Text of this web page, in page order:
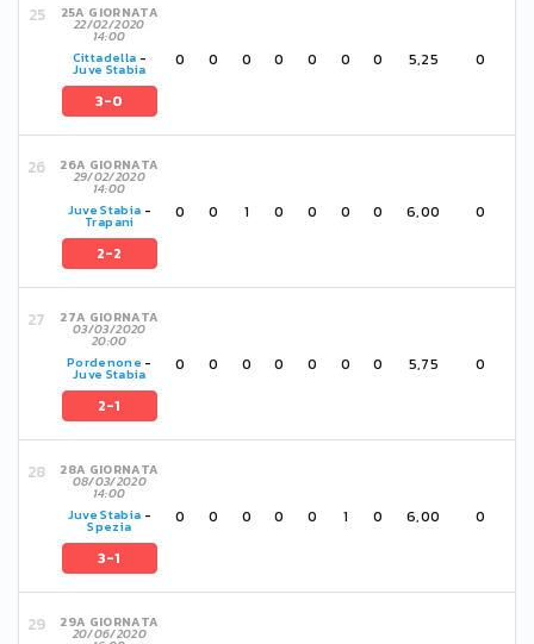
25A GIORNATA
22/02/2020
14:00
Cittadella -
Juve Stabia
3-0
0 0 0 0 0 0 0 5,25 0
26A GIORNATA
29/02/2020
14:00
Juve Stabia -
Trapani
2-2
0 0 1 0 0 0 0 6,00 0
27A GIORNATA
03/03/2020
20:00
Pordenone -
Juve Stabia
2-1
0 0 0 0 0 0 0 5,75 0
28A GIORNATA
08/03/2020
14:00
Juve Stabia -
Spezia
3-1
0 0 0 0 0 1 0 6,00 0
29A GIORNATA
20/06/2020